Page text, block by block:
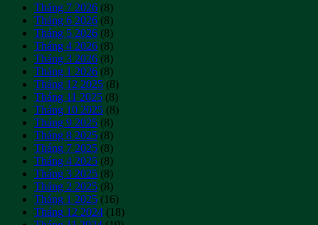
Tháng 7 2026 (8)
Tháng 6 2026 (8)
Tháng 5 2026 (8)
Tháng 4 2026 (8)
Tháng 3 2026 (8)
Tháng 1 2026 (8)
Tháng 12 2025 (8)
Tháng 11 2025 (8)
Tháng 10 2025 (8)
Tháng 9 2025 (8)
Tháng 8 2025 (8)
Tháng 7 2025 (8)
Tháng 4 2025 (8)
Tháng 3 2025 (8)
Tháng 2 2025 (8)
Tháng 1 2025 (16)
Tháng 12 2024 (18)